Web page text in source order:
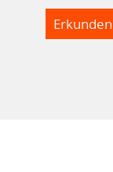
Erkunden